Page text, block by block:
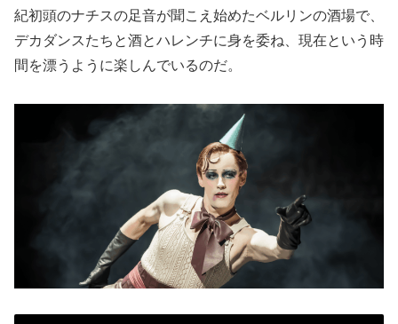
紀初頭のナチスの足音が聞こえ始めたベルリンの酒場で、
デカダンスたちと酒とハレンチに身を委ね、現在という時
間を漂うように楽しんでいるのだ。